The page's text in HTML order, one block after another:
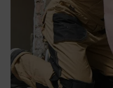
Pflege